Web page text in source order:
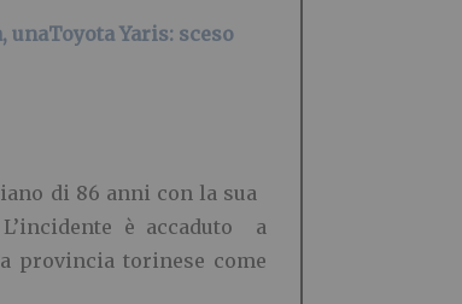
Yaris: sceso
di 86 anni con la sua
è accaduto a
provincia torinese come